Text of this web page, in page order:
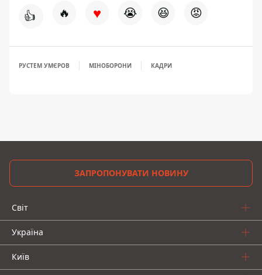
👍 🔥 ♥ 😭 😆 😡
РУСТЕМ УМЄРОВ МІНОБОРОНИ КАДРИ
ЗАПРОПОНУВАТИ НОВИНУ
Світ
Україна
Київ